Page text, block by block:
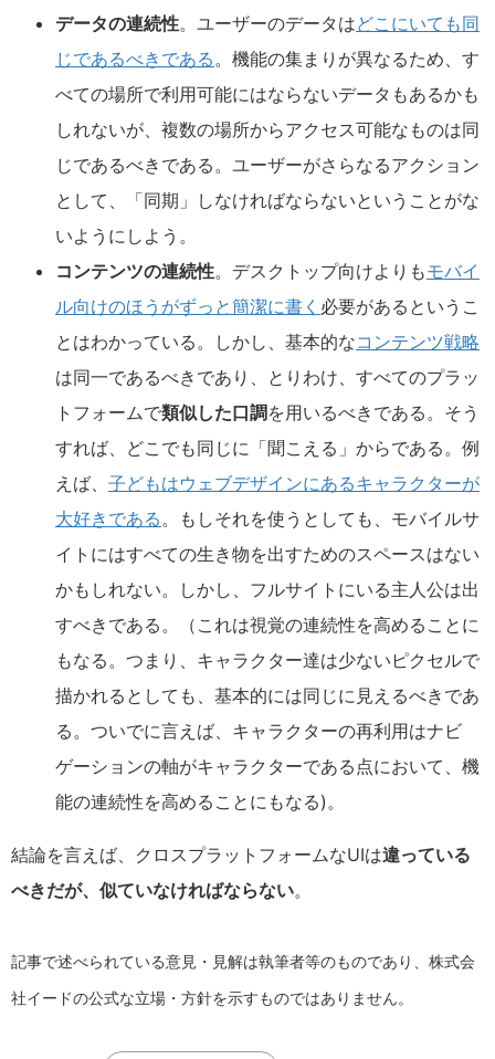
データの連続性。ユーザーのデータはどこにいても同
じであるべきである。機能の集まりが異なるため、す
べての場所で利用可能にはならないデータもあるかも
しれないが、複数の場所からアクセス可能なものは同
じであるべきである。ユーザーがさらなるアクション
として、「同期」しなければならないということがな
いようにしよう。
コンテンツの連続性。デスクトップ向けよりもモバイ
ル向けのほうがずっと簡潔に書く 必要があるというこ
とはわかっている。しかし、基本的なコンテンツ戦略
は同一であるべきであり、とりわけ、すべてのプラッ
トフォームで類似した口調 を用いるべきである。そう
すれば、どこでも同じに「聞こえる」からである。例
えば、 子どもはウェブデザインにあるキャラクターが
大好きである。もしそれを使うとしても、モバイルサ
イトにはすべての生き物を出すためのスペースはない
かもしれない。しかし、フルサイトにいる主人公は出
すべきである。（これは視覚の連続性を高めることに
もなる。つまり、キャラクター達は少ないピクセルで
描かれるとしても、基本的には同じに見えるべきであ
る。ついでに言えば、キャラクターの再利用はナビ
ゲーションの軸がキャラクターである点において、機
能の連続性を高めることにもなる)。
結論を言えば、クロスプラットフォームなUIは違っている
べきだが、似ていなければならない。
記事で述べられている意見・見解は執筆者等のものであり、株式会
社イードの公式な立場・方針を示すものではありません。